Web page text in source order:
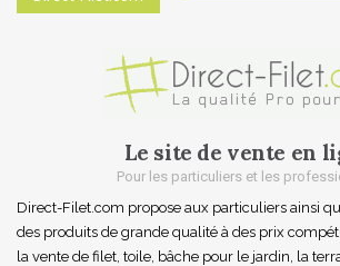
Le site de vente en
Pour les particuliers et les
Direct-Filet.com propose aux particuliers ainsi
des produits de grande qualité à des prix
la vente de filet, toile, bâche pour le jardin, la